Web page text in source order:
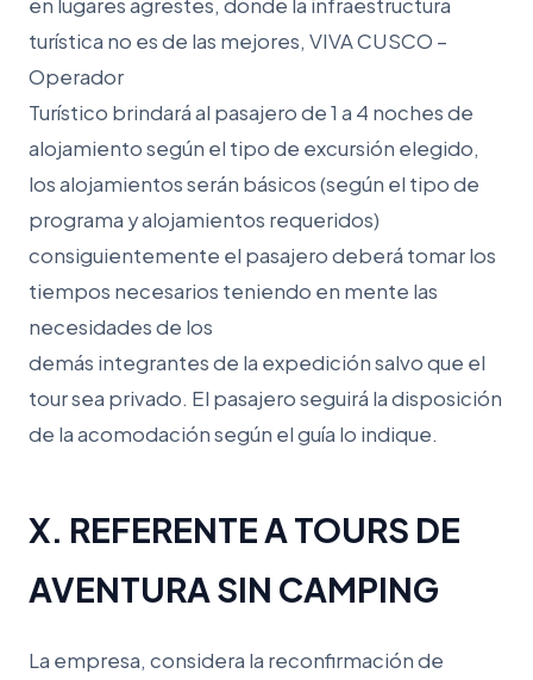
en lugares agrestes, donde la infraestructura
turística no es de las mejores, VIVA CUSCO –
Operador
Turístico brindará al pasajero de 1 a 4 noches de
alojamiento según el tipo de excursión elegido,
los alojamientos serán básicos (según el tipo de
programa y alojamientos requeridos)
consiguientemente el pasajero deberá tomar los
tiempos necesarios teniendo en mente las
necesidades de los
demás integrantes de la expedición salvo que el
tour sea privado. El pasajero seguirá la disposición
de la acomodación según el guía lo indique.
X. REFERENTE A TOURS DE
AVENTURA SIN CAMPING
La empresa, considera la reconfirmación de